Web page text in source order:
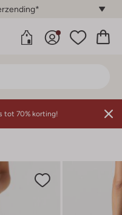
tot 70% korting!